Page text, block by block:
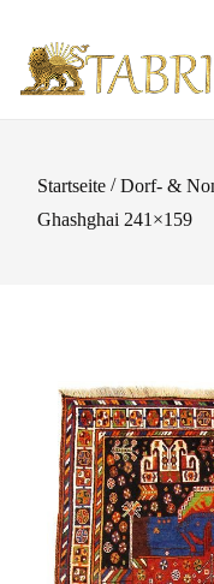
Startseite /Dorf- &
Ghashghai 241×159